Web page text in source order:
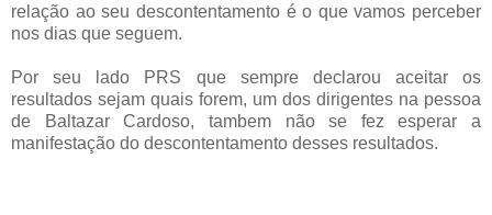
relação ao seu descontentamento é o que vamos perceber
nos dias que seguem.
Por seu lado PRS que sempre declarou aceitar os
resultados sejam quais forem, um dos dirigentes na pessoa
de Baltazar Cardoso, tambem não se fez esperar a
manifestação do descontentamento desses resultados.